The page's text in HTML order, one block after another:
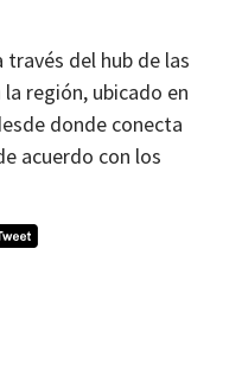
del hub de las
región, ubicado en
donde conecta
acuerdo con los